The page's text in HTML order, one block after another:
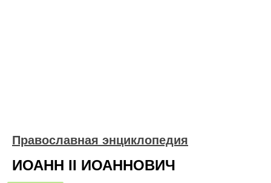
Православная энциклопедия
ИОАНН II ИОАННОВИЧ